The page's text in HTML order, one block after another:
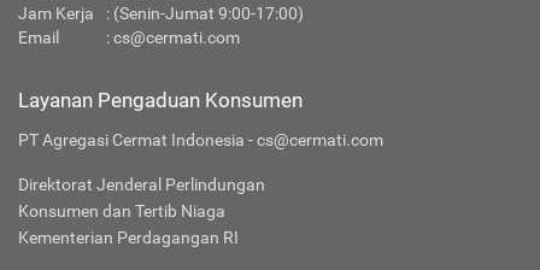
Jam Kerja
: (Senin-Jumat 9:00-17:00)
Email
:cs@cermati.com
Layanan Pengaduan Konsumen
PT Agregasi Cermat Indonesia - cs@cermati.com
Direktorat Jenderal Perlindungan
Konsumen dan Tertib Niaga
Kementerian Perdagangan RI